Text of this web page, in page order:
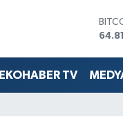
EKOHABER TV